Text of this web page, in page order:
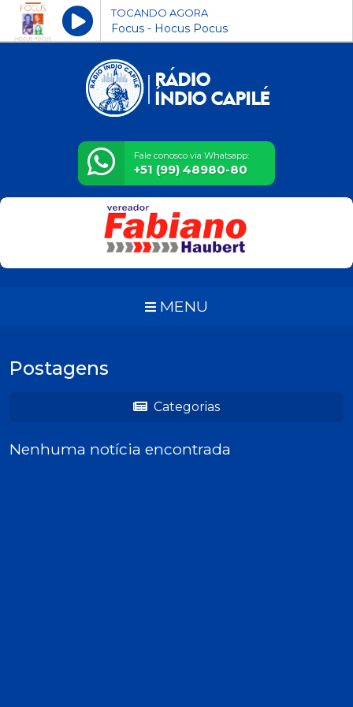
TOCANDO AGORA
Focus - Hocus Pocus
Fale conosco via Whatsapp:
+51 (99) 48980-80
MENU
Postagens
Categorias
Nenhuma notícia encontrada